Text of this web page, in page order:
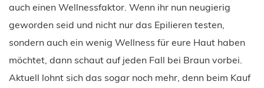
auch einen Wellnessfaktor. Wenn ihr nun neugierig
geworden seid und nicht nur das Epilieren testen,
sondern auch ein wenig Wellness für eure Haut haben
möchtet, dann schaut auf jeden Fall bei Braun vorbei.
Aktuell lohnt sich das sogar noch mehr, denn beim Kauf